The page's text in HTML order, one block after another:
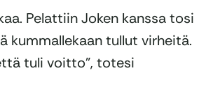
Pelattiin Joken kanssa tosi
kummallekaan tullut virheitä.
tuli voitto”, totesi